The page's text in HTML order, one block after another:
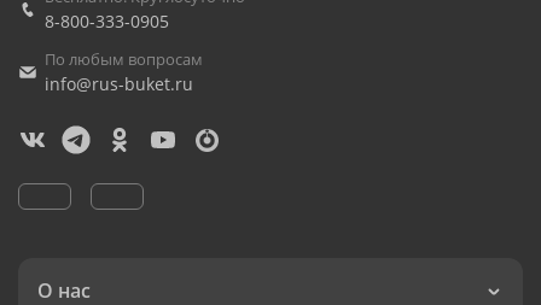
8-800-333-0905
По любым вопросам
info@rus-buket.ru
О нас